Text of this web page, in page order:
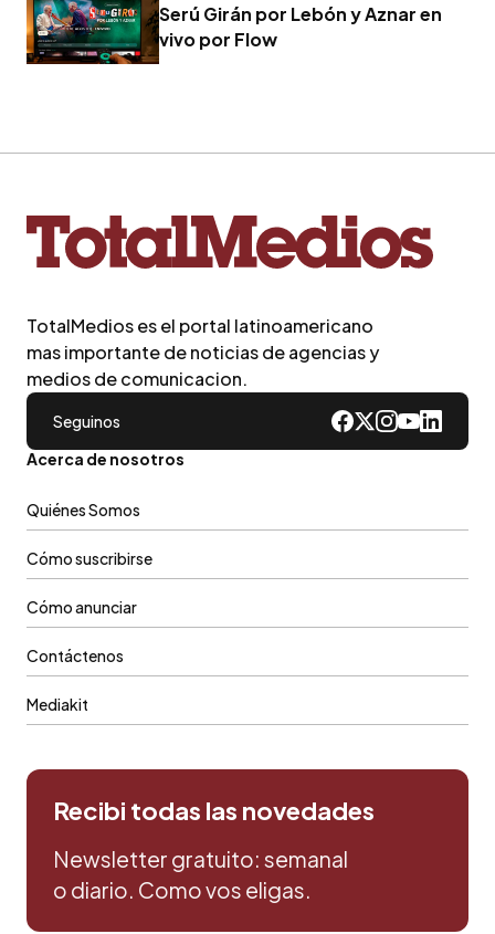
Serú Girán por Lebón y Aznar en
vivo por Flow
TotalMedios es el portal latinoamericano
mas importante de noticias de agencias y
medios de comunicacion.
Seguinos
Acerca de nosotros
Quiénes Somos
Cómo suscribirse
Cómo anunciar
Contáctenos
Mediakit
Recibi todas las novedades
Newsletter gratuito: semanal
o diario. Como vos eligas.